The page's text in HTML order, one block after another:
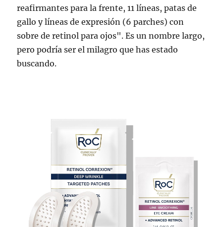
reafirmantes para la frente, 11 líneas, patas de
gallo y líneas de expresión (6 parches) con
sobre de retinol para ojos". Es un nombre largo,
pero podría ser el milagro que has estado
buscando.